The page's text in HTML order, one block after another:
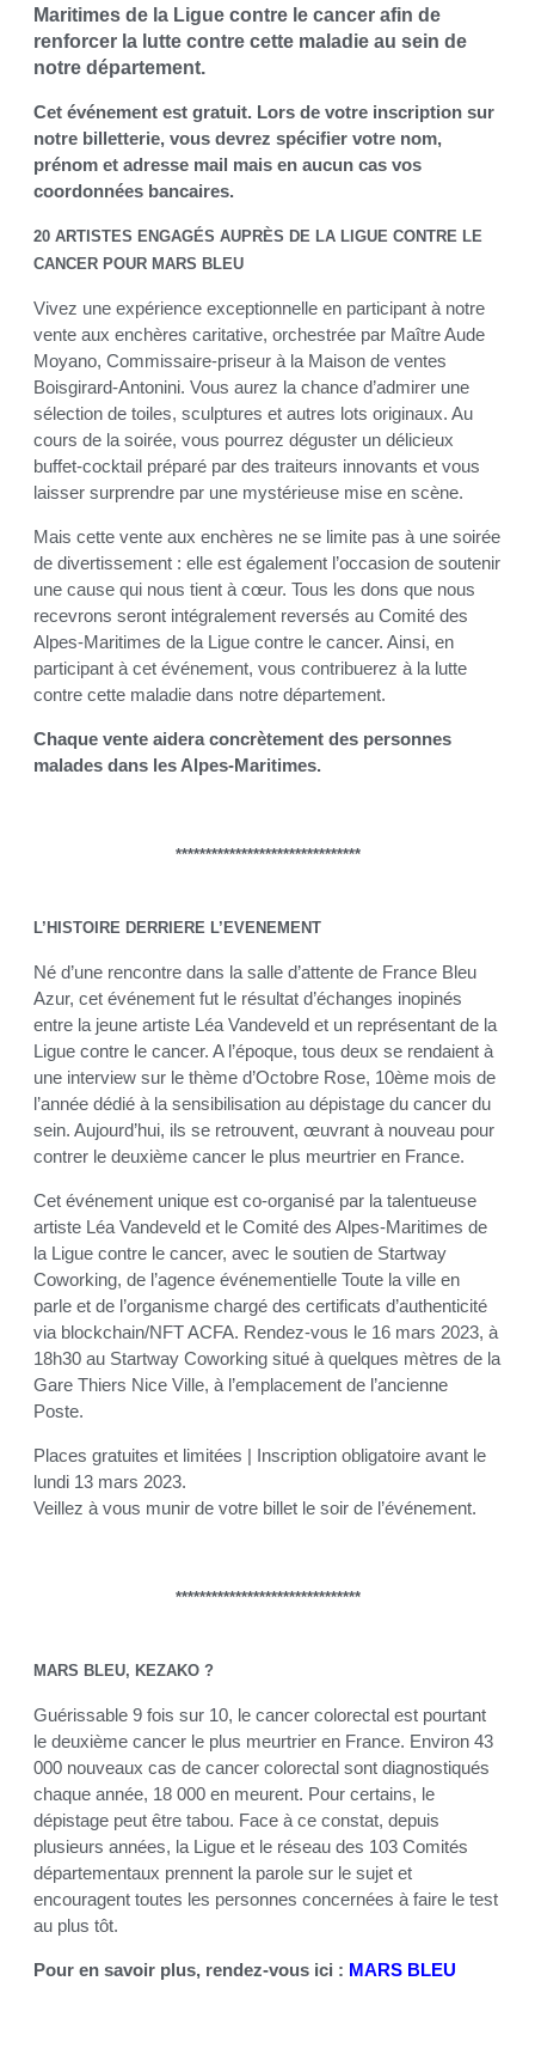
Maritimes de la Ligue contre le cancer afin de
renforcer la lutte contre cette maladie au sein de
notre département.
Cet événement est gratuit. Lors de votre inscription sur
notre billetterie, vous devrez spécifier votre nom,
prénom et adresse mail mais en aucun cas vos
coordonnées bancaires.
20 ARTISTES ENGAGÉS AUPRÈS DE LA LIGUE CONTRE LE
CANCER POUR MARS BLEU
Vivez une expérience exceptionnelle en participant à notre
vente aux enchères caritative, orchestrée par Maître Aude
Moyano, Commissaire-priseur à la Maison de ventes
Boisgirard-Antonini. Vous aurez la chance d’admirer une
sélection de toiles, sculptures et autres lots originaux. Au
cours de la soirée, vous pourrez déguster un délicieux
buffet-cocktail préparé par des traiteurs innovants et vous
laisser surprendre par une mystérieuse mise en scène.
Mais cette vente aux enchères ne se limite pas à une soirée
de divertissement : elle est également l’occasion de soutenir
une cause qui nous tient à cœur. Tous les dons que nous
recevrons seront intégralement reversés au Comité des
Alpes-Maritimes de la Ligue contre le cancer. Ainsi, en
participant à cet événement, vous contribuerez à la lutte
contre cette maladie dans notre département.
Chaque vente aidera concrètement des personnes
malades dans les Alpes-Maritimes.
*******************************
L’HISTOIRE DERRIERE L’EVENEMENT
Né d’une rencontre dans la salle d’attente de France Bleu
Azur, cet événement fut le résultat d’échanges inopinés
entre la jeune artiste Léa Vandeveld et un représentant de la
Ligue contre le cancer. A l’époque, tous deux se rendaient à
une interview sur le thème d’Octobre Rose, 10ème mois de
l’année dédié à la sensibilisation au dépistage du cancer du
sein. Aujourd’hui, ils se retrouvent, œuvrant à nouveau pour
contrer le deuxième cancer le plus meurtrier en France.
Cet événement unique est co-organisé par la talentueuse
artiste Léa Vandeveld et le Comité des Alpes-Maritimes de
la Ligue contre le cancer, avec le soutien de Startway
Coworking, de l’agence événementielle Toute la ville en
parle et de l’organisme chargé des certificats d’authenticité
via blockchain/NFT ACFA. Rendez-vous le 16 mars 2023, à
18h30 au Startway Coworking situé à quelques mètres de la
Gare Thiers Nice Ville, à l’emplacement de l’ancienne
Poste.
Places gratuites et limitées | Inscription obligatoire avant le
lundi 13 mars 2023.
Veillez à vous munir de votre billet le soir de l’événement.
*******************************
MARS BLEU, KEZAKO ?
Guérissable 9 fois sur 10, le cancer colorectal est pourtant
le deuxième cancer le plus meurtrier en France. Environ 43
000 nouveaux cas de cancer colorectal sont diagnostiqués
chaque année, 18 000 en meurent. Pour certains, le
dépistage peut être tabou. Face à ce constat, depuis
plusieurs années, la Ligue et le réseau des 103 Comités
départementaux prennent la parole sur le sujet et
encouragent toutes les personnes concernées à faire le test
au plus tôt.
Pour en savoir plus, rendez-vous ici : MARS BLEU